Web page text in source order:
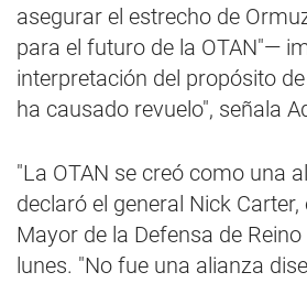
asegurar el estrecho de
para el futuro de la OTAN"—
interpretación del propósito
ha causado revuelo", señala
"La OTAN se creó como una
declaró el general Nick
Mayor de la Defensa de Reino
lunes. "No fue una alianza